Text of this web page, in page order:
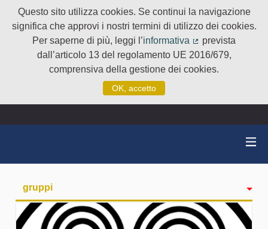
Questo sito utilizza cookies. Se continui la navigazione
significa che approvi i nostri termini di utilizzo dei cookies.
Per saperne di più, leggi l’informativa
(Collegamento
prevista
dall’articolo 13 del regolamento UE 2016/679,
comprensiva della gestione dei cookies.
OK, accetto
Attività
gruppi